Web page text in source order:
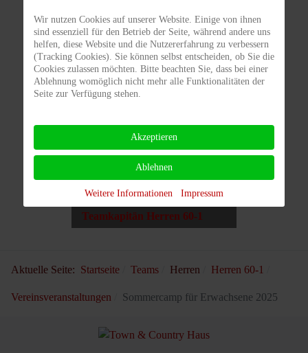
Thorsten Streck
Teamkapitän Herren 60-1
Aktuelle Seite: Startseite Teams Herren Herren 60-1
Vereinsveranstaltungen Sommercamp für Erwachsene 2025
Wir nutzen Cookies auf unserer Website. Einige von ihnen
sind essenziell für den Betrieb der Seite, während andere uns
helfen, diese Website und die Nutzererfahrung zu verbessern
(Tracking Cookies). Sie können selbst entscheiden, ob Sie die
Cookies zulassen möchten. Bitte beachten Sie, dass bei einer
Ablehnung womöglich nicht mehr alle Funktionalitäten der
Seite zur Verfügung stehen.
Akzeptieren
Ablehnen
Weitere Informationen Impressum